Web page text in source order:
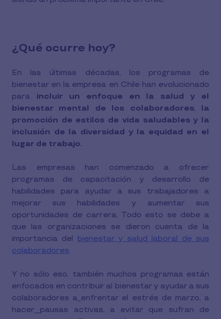
¿Qué ocurre hoy?
En las últimas décadas, los programas de
bienestar en la empresa en Chile han evolucionado
para incluir un enfoque en la salud y el
bienestar mental de los colaboradores, la
promoción de estilos de vida saludables y la
inclusión de la diversidad y la equidad en el
lugar de trabajo.
Las empresas han comenzado a ofrecer
programas de capacitación y desarrollo de
habilidades para ayudar a sus trabajadores a
mejorar sus habilidades y aumentar sus
oportunidades de carrera. Todo esto se debe a
que las organizaciones se dieron cuenta de la
importancia del bienestar y salud laboral de sus
colaboradores.
Y no sólo eso, también muchos programas están
enfocados en contribuir al bienestar y ayudar a sus
colaboradores a enfrentar el estrés de marzo, a
hacer
pausas activas, a evitar que sufran de